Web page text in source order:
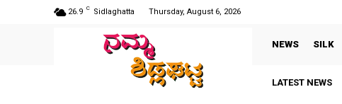
26.9 C Sidlaghatta Thursday, August 6, 2026
NEWS SILK
LATEST NEWS